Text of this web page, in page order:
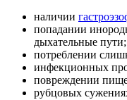
наличии
попадании
дыхательные пути;
потреблении
инфекционных
повреждении
рубцовых